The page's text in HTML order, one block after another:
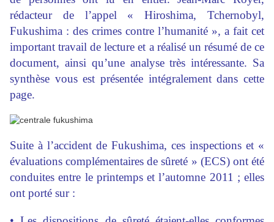
rédacteur de l’appel « Hiroshima, Tchernobyl,
Fukushima : des crimes contre l’humanité », a fait cet
important travail de lecture et a réalisé un résumé de ce
document, ainsi qu’une analyse très intéressante. Sa
synthèse vous est présentée intégralement dans cette
page.
Suite à l’accident de Fukushima, ces inspections et «
évaluations complémentaires de sûreté » (ECS) ont été
conduites entre le printemps et l’automne 2011 ; elles
ont porté sur :